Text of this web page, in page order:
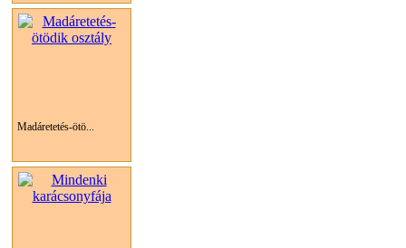
Madáretetés-ötö...